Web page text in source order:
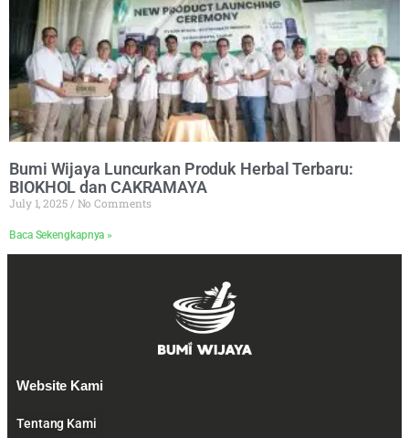
Bumi Wijaya Luncurkan Produk Herbal Terbaru:
BIOKHOL dan CAKRAMAYA
July 1, 2025 No Comments
Baca Sekengkapnya »
Website Kami
Tentang Kami